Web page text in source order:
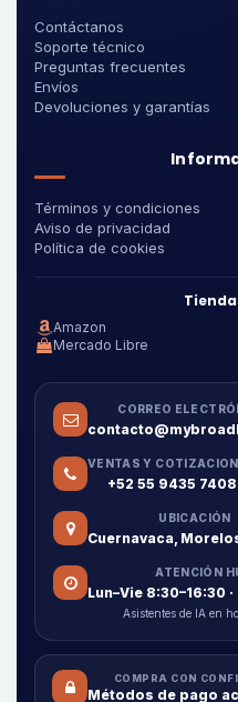
Contáctanos
Soporte técnico
Preguntas frecuentes
Envíos
Devoluciones y garantías
Términos y condiciones
Aviso de privacidad
Política de cookies
Amazon
Mercado Libre
CORREO
VENTAS Y
+52 55 9435 7408
UBICACIÓN
Cuernavaca,
ATENCIÓN
Lun–Vie 8:30–16:30
Asistentes de IA en
COMPRA CON
Métodos de pago